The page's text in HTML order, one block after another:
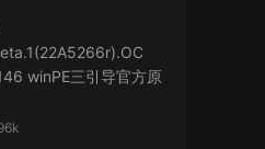
winPE三引导官方原